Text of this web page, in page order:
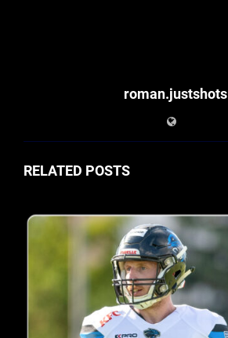
roman.justshots
RELATED POSTS